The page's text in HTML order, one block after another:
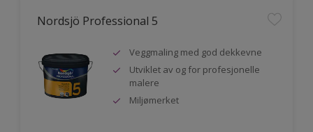
Nordsjö Professional 5
Veggmaling med god dekkevne
Utviklet av og for profesjonelle
malere
Miljømerket